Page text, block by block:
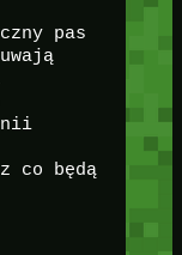
pas
co będą